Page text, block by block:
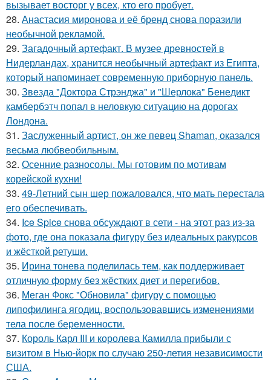
вызывает восторг у всех, кто его пробует.
28. Анастасия миронова и её бренд снова поразили
необычной рекламой.
29. Загадочный артефакт. В музее древностей в
Нидерландах, хранится необычный артефакт из Египта,
который напоминает современную приборную панель.
30. Звезда "Доктора Стрэнджа" и "Шерлока" Бенедикт
камбербэтч попал в неловкую ситуацию на дорогах
Лондона.
31. Заслуженный артист, он же певец Shaman, оказался
весьма любвеобильным.
32. Осенние разносолы. Мы готовим по мотивам
корейской кухни!
33. 49-Летний сын шер пожаловался, что мать перестала
его обеспечивать.
34. Ice Spice снова обсуждают в сети - на этот раз из-за
фото, где она показала фигуру без идеальных ракурсов
и жёсткой ретуши.
35. Ирина тонева поделилась тем, как поддерживает
отличную форму без жёстких диет и перегибов.
36. Меган Фокс "Обновила" фигуру с помощью
липофилинга ягодиц, воспользовавшись изменениями
тела после беременности.
37. Король Карл III и королева Камилла прибыли с
визитом в Нью-йорк по случаю 250-летия независимости
США.